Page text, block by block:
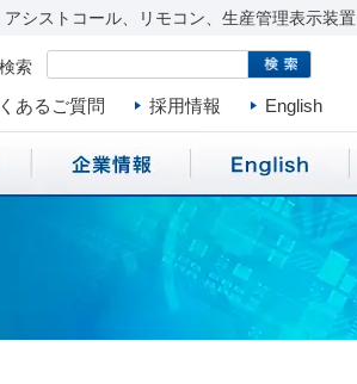
シストコール、リモコン、生産管理表示装置
索
あるご質問 採用情報 English